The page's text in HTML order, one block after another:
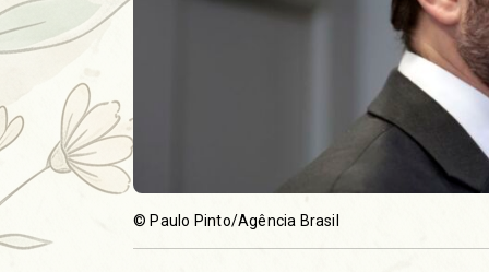
© Paulo Pinto/Agência Brasil